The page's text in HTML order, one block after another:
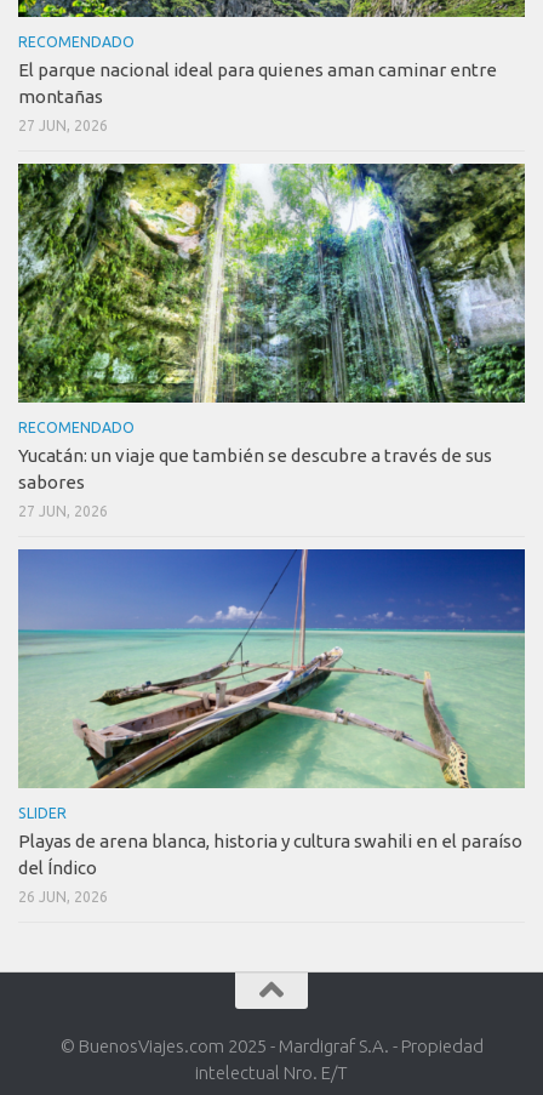
RECOMENDADO
El parque nacional ideal para quienes aman caminar entre
montañas
27 JUN, 2026
RECOMENDADO
Yucatán: un viaje que también se descubre a través de sus
sabores
27 JUN, 2026
SLIDER
Playas de arena blanca, historia y cultura swahili en el paraíso
del Índico
26 JUN, 2026
© BuenosViajes.com 2025 - Mardigraf S.A. - Propiedad
intelectual Nro. E/T